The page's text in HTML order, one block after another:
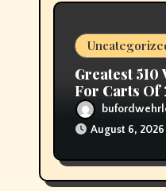
Greatest 510
For Carts Of
August 6, 2026